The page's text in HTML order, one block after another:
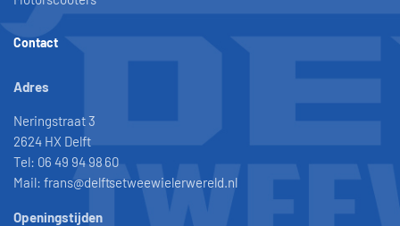
Contact
Adres
Neringstraat 3
2624 HX Delft
Tel: 06 49 94 98 60
Mail: frans@delftsetweewielerwereld.nl
Openingstijden